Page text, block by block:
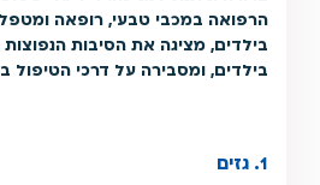
הרפואה במכבי טבעי, רופאה
בילדים, מציגה את הסיבות
בילדים, ומסבירה על דרכי הטיפול
1. גזים